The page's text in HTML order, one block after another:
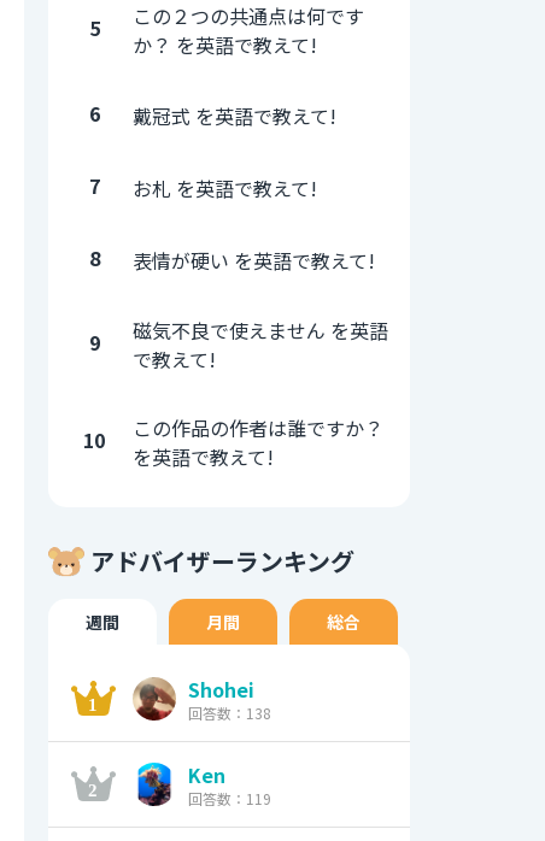
5
この２つの共通点は何です
か？ を英語で教えて!
6 戴冠式 を英語で教えて!
7 お札 を英語で教えて!
8 表情が硬い を英語で教えて!
9
磁気不良で使えません を英語
で教えて!
10
この作品の作者は誰ですか？
を英語で教えて!
アドバイザーランキング
週間 月間 総合
Shohei
回答数：138
Ken
回答数：119